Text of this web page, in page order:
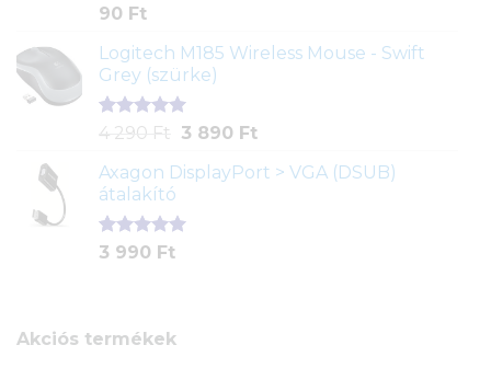
Értékelés
5-ből,
2
értékelés
alapján
90 Ft
Logitech M185 Wireless Mouse - Swift
Grey (szürke)
Értékelés
ből,
1
értékelés
alapján
4 290 Ft
Original
was:
290 Ft.
3 890 FtCurrent
is:
Axagon DisplayPort > VGA (DSUB)
átalakító
Értékelés
1
3 990 Ft
Akciós termékek